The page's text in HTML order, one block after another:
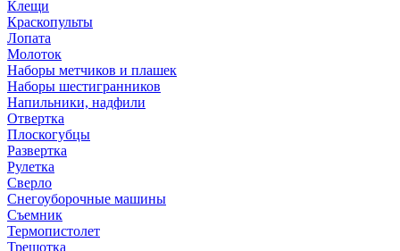
Клещи
Краскопульты
Лопата
Молоток
Наборы метчиков и плашек
Наборы шестигранников
Напильники, надфили
Отвертка
Плоскогубцы
Развертка
Рулетка
Сверло
Снегоуборочные машины
Съемник
Термопистолет
Трещотка